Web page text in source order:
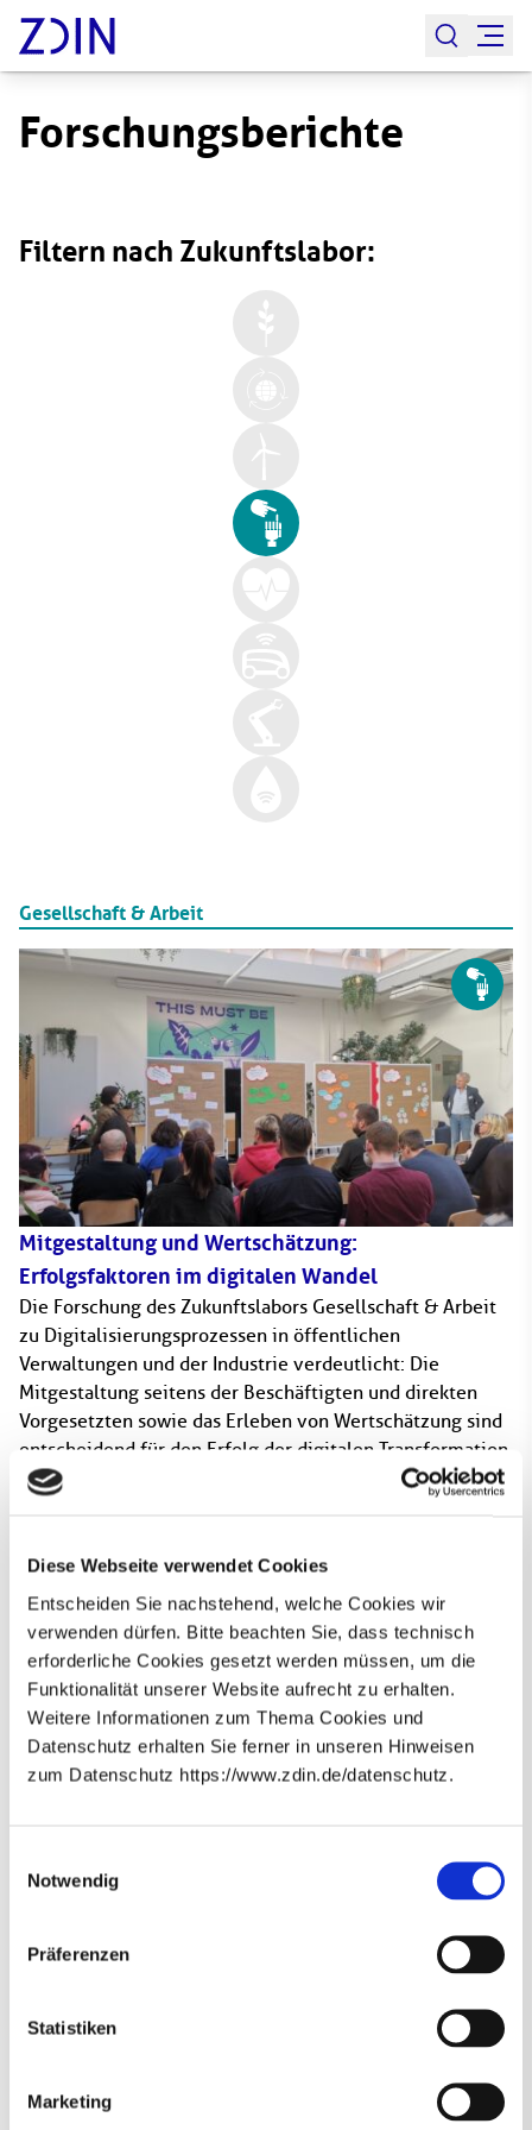
Diese Webseite verwendet Cookies
Entscheiden Sie nachstehend, welche Cookies wir
verwenden dürfen. Bitte beachten Sie, dass technisch
erforderliche Cookies gesetzt werden müssen, um die
Funktionalität unserer Website aufrecht zu erhalten.
Weitere Informationen zum Thema Cookies und
Datenschutz erhalten Sie ferner in unseren Hinweisen
zum Datenschutz https://www.zdin.de/datenschutz.
Notwendig
Präferenzen
Statistiken
Marketing
Forschungsberichte
Filtern nach Zukunftslabor:
Gesellschaft & Arbeit
Mitgestaltung und Wertschätzung:
Erfolgsfaktoren im digitalen Wandel
Die Forschung des Zukunftslabors Gesellschaft & Arbeit
zu Digitalisierungsprozessen in öffentlichen
Verwaltungen und der Industrie verdeutlicht: Die
Mitgestaltung seitens der Beschäftigten und direkten
Vorgesetzten sowie das Erleben von Wertschätzung sind
entscheidend für den Erfolg der digitalen Transformation.
Gezielte Angriffe können KI-Modelle täuschen – doch wie
gut erkennen Menschen solche Manipulationen?
Arbeit untersuchten die menschliche Wahrnehmung
durch KI verfälschter Bilder und zeigen, welche Rolle der
Mensch bei der Bewertung von KI-Ergebnissen spielt.
Datenschutzhinweise, die
Sie umfassend über unsere Datenverarbeitung und
* Pflichtfelder Abonnieren